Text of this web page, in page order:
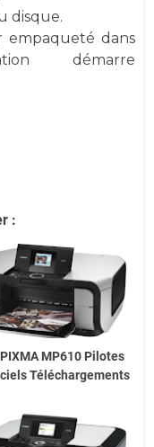
disque.
empaqueté dans
démarre
:
MP610 Pilotes
Téléchargements